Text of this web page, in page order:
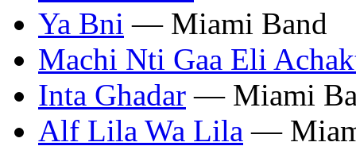
Ya Bni — Miami Band
Machi Nti Gaa Eli
Inta Ghadar — Miami
Alf Lila Wa Lila —